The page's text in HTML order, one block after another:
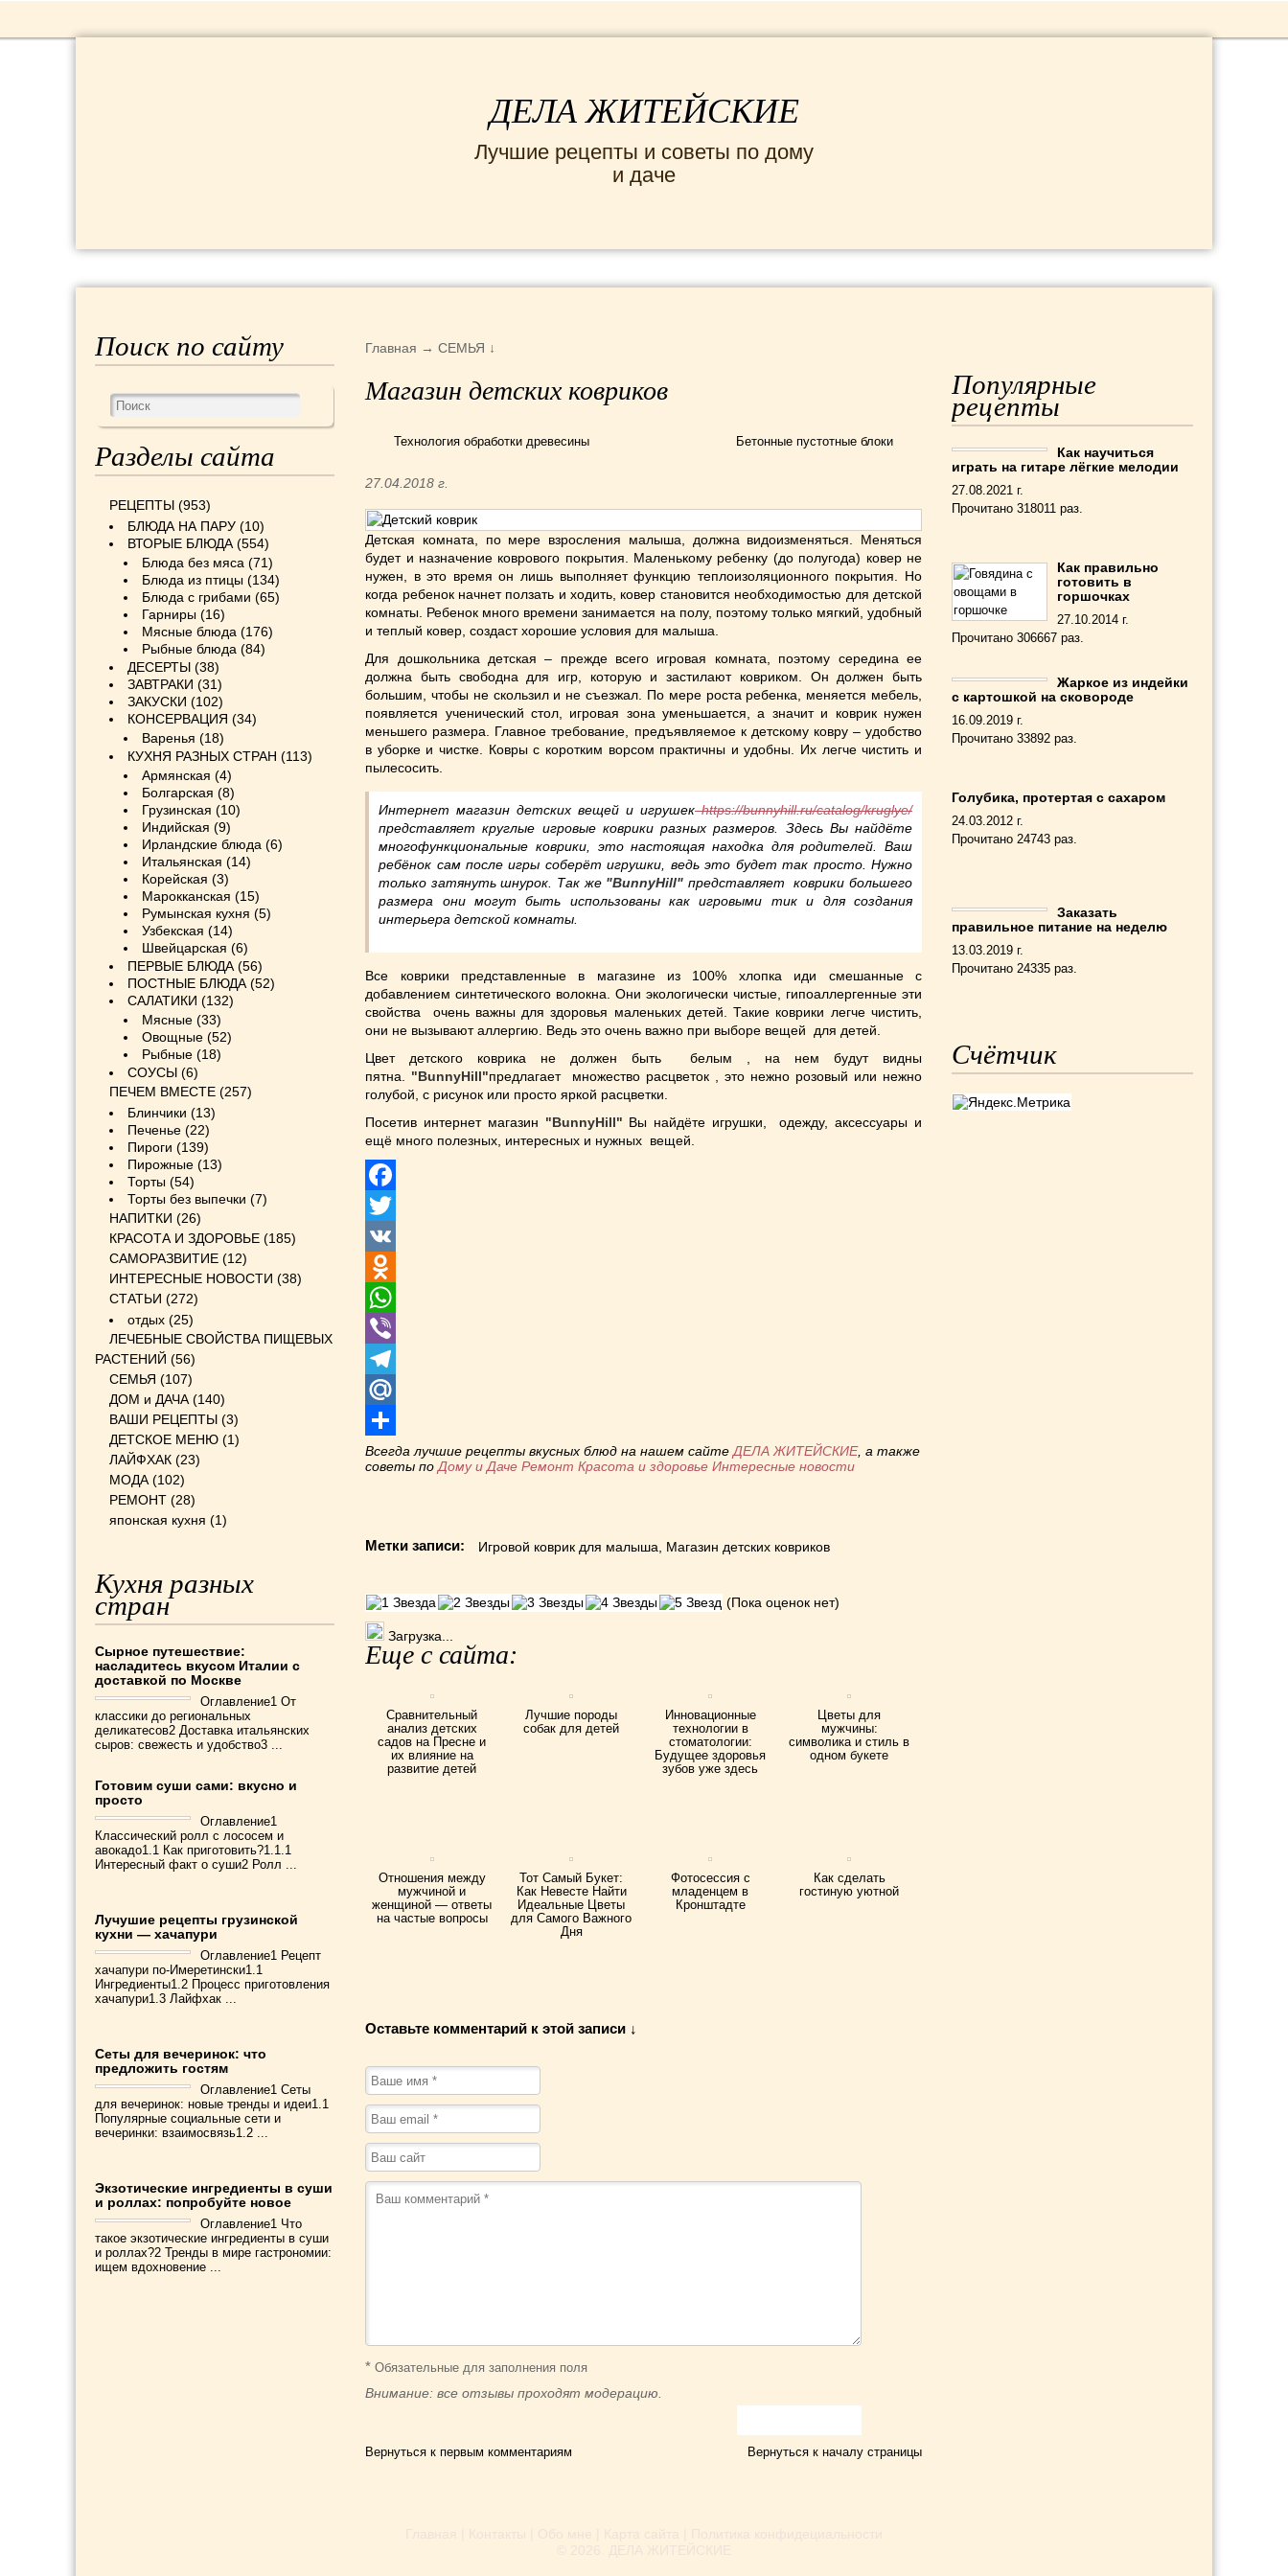
ДЕЛА ЖИТЕЙСКИЕ
Лучшие рецепты и советы по дому
и даче
Главная →СЕМЬЯ ↓
Магазин детских ковриков
Технология обработки древесины Бетонные пустотные блоки
27.04.2018 г.
Детская комната, по мере взросления малыша, должна видоизменяться. Меняться
будет и назначение коврового покрытия. Маленькому ребенку (до полугода) ковер не
нужен, в это время он лишь выполняет функцию теплоизоляционного покрытия. Но
когда ребенок начнет ползать и ходить, ковер становится необходимостью для детской
комнаты. Ребенок много времени занимается на полу, поэтому только мягкий, удобный
и теплый ковер, создаст хорошие условия для малыша.
Для дошкольника детская – прежде всего игровая комната, поэтому середина ее
должна быть свободна для игр, которую и застилают ковриком. Он должен быть
большим, чтобы не скользил и не съезжал. По мере роста ребенка, меняется мебель,
появляется ученический стол, игровая зона уменьшается, а значит и коврик нужен
меньшего размера. Главное требование, предъявляемое к детскому ковру – удобство
в уборке и чистке. Ковры с коротким ворсом практичны и удобны. Их легче чистить и
пылесосить.
Интернет магазин детских вещей и игрушекhttps://bunnyhill.ru/catalog/kruglye/
представляет круглые игровые коврики разных размеров. Здесь Вы найдёте
многофункциональные коврики, это настоящая находка для родителей. Ваш
ребёнок сам после игры соберёт игрушки, ведь это будет так просто. Нужно
только затянуть шнурок. Так же "ВunnyНill" представляет коврики большего
размера они могут быть использованы как игровыми тик и для создания
интерьера детской комнаты.
Все коврики представленные в магазине из 100% хлопка иди смешанные с
добавлением синтетического волокна. Они экологически чистые, гипоаллергенные эти
свойства очень важны для здоровья маленьких детей. Такие коврики легче чистить,
они не вызывают аллергию. Ведь это очень важно при выборе вещей для детей.
Цвет детского коврика не должен быть белым , на нем будут видны
пятна.
"ВunnyНill"предлагает множество расцветок , это нежно розовый или нежно
голубой, с рисунок или просто яркой расцветки.
Посетив интернет магазин "ВunnyНill" Вы найдёте игрушки, одежду, аксессуары и
ещё много полезных, интересных и нужных вещей.
Facebook
Twitter
VK
Odnoklassniki
WhatsApp
Viber
Telegram
Mail.Ru
Отправить
Всегда лучшие рецепты вкусных блюд на нашем сайтеДЕЛА ЖИТЕЙСКИЕ, а также
советы поДому и Даче Ремонт Красота и здоровье Интересные новости
Метки записи: Игровой коврик для малыша Магазин детских ковриков
(Пока оценок нет)
Загрузка...
Еще с сайта:
Сравнительный
анализ детских
садов на Пресне и
их влияние на
развитие детей
Лучшие породы
собак для детей
Инновационные
технологии в
стоматологии:
Будущее здоровья
зубов уже здесь
Цветы для
мужчины:
символика и стиль в
одном букете
Отношения между
мужчиной и
женщиной — ответы
на частые вопросы
Тот Самый Букет:
Как Невесте Найти
Идеальные Цветы
для Самого Важного
Дня
Фотосессия с
младенцем в
Кронштадте
Как сделать
гостиную уютной
Оставьте комментарий к этой записи ↓
* Обязательные для заполнения поля
Внимание: все отзывы проходят модерацию.
Вернуться к первым комментариям Вернуться к началу страницы
Поиск по сайту
Разделы сайта
РЕЦЕПТЫ (953)
БЛЮДА НА ПАРУ (10)
ВТОРЫЕ БЛЮДА (554)
Блюда без мяса (71)
Блюда из птицы (134)
Блюда с грибами (65)
Гарниры (16)
Мясные блюда (176)
Рыбные блюда (84)
ДЕСЕРТЫ (38)
ЗАВТРАКИ (31)
ЗАКУСКИ (102)
КОНСЕРВАЦИЯ (34)
Варенья (18)
КУХНЯ РАЗНЫХ СТРАН (113)
Армянская (4)
Болгарская (8)
Грузинская (10)
Индийская (9)
Ирландские блюда (6)
Итальянская (14)
Корейская (3)
Марокканская (15)
Румынская кухня (5)
Узбекская (14)
Швейцарская (6)
ПЕРВЫЕ БЛЮДА (56)
ПОСТНЫЕ БЛЮДА (52)
САЛАТИКИ (132)
Мясные (33)
Овощные (52)
Рыбные (18)
СОУСЫ (6)
ПЕЧЕМ ВМЕСТЕ (257)
Блинчики (13)
Печенье (22)
Пироги (139)
Пирожные (13)
Торты (54)
Торты без выпечки (7)
НАПИТКИ (26)
КРАСОТА И ЗДОРОВЬЕ (185)
САМОРАЗВИТИЕ (12)
ИНТЕРЕСНЫЕ НОВОСТИ (38)
СТАТЬИ (272)
отдых (25)
ЛЕЧЕБНЫЕ СВОЙСТВА ПИЩЕВЫХ
РАСТЕНИЙ (56)
СЕМЬЯ (107)
ДОМ и ДАЧА (140)
ВАШИ РЕЦЕПТЫ (3)
ДЕТСКОЕ МЕНЮ (1)
ЛАЙФХАК (23)
МОДА (102)
РЕМОНТ (28)
японская кухня (1)
Кухня разных
стран
Сырное путешествие:
насладитесь вкусом Италии с
доставкой по Москве
Оглавление1 От
классики до региональных
деликатесов2 Доставка итальянских
сыров: свежесть и удобство3 ...
Готовим суши сами: вкусно и
просто
Оглавление1
Классический ролл с лососем и
авокадо1.1 Как приготовить?1.1.1
Интересный факт о суши2 Ролл ...
Лучушие рецепты грузинской
кухни — хачапури
Оглавление1 Рецепт
хачапури по-Имеретински1.1
Ингредиенты1.2 Процесс приготовления
хачапури1.3 Лайфхак ...
Сеты для вечеринок: что
предложить гостям
Оглавление1 Сеты
для вечеринок: новые тренды и идеи1.1
Популярные социальные сети и
вечеринки: взаимосвязь1.2 ...
Экзотические ингредиенты в суши
и роллах: попробуйте новое
Оглавление1 Что
такое экзотические ингредиенты в суши
и роллах?2 Тренды в мире гастрономии:
ищем вдохновение ...
Популярные
рецепты
Как научиться
играть на гитаре лёгкие мелодии
27.08.2021 г.
Прочитано 318011 раз.
Как правильно
готовить в
горшочках
27.10.2014 г.
Прочитано 306667 раз.
Жаркое из индейки
с картошкой на сковороде
16.09.2019 г.
Прочитано 33892 раз.
Голубика, протертая с сахаром
24.03.2012 г.
Прочитано 24743 раз.
Заказать
правильное питание на неделю
13.03.2019 г.
Прочитано 24335 раз.
Счётчик